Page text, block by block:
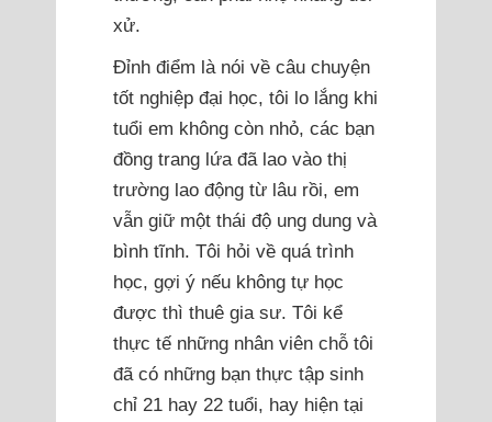
xử.
Đỉnh điểm là nói về câu chuyện
tốt nghiệp đại học, tôi lo lắng khi
tuổi em không còn nhỏ, các bạn
đồng trang lứa đã lao vào thị
trường lao động từ lâu rồi, em
vẫn giữ một thái độ ung dung và
bình tĩnh. Tôi hỏi về quá trình
học, gợi ý nếu không tự học
được thì thuê gia sư. Tôi kể
thực tế những nhân viên chỗ tôi
đã có những bạn thực tập sinh
chỉ 21 hay 22 tuổi, hay hiện tại